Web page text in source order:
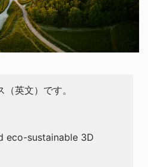
英文）です。
eco-sustainable 3D